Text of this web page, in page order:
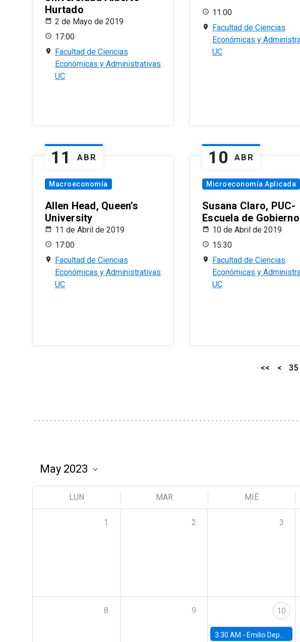
Hurtado
2 de Mayo de 2019
17:00
Facultad de Ciencias
Económicas y Administrativas
UC
11:00
Facultad de Ciencias
Económicas y
UC
11 ABR
Macroeconomía
Allen Head, Queen’s
University
11 de Abril de 2019
17:00
Facultad de Ciencias
Económicas y Administrativas
UC
10 ABR
Microeconomía Aplicada
Susana Claro, PUC-
Escuela de Gobierno
10 de Abril de 2019
15:30
Facultad de Ciencias
Económicas y
UC
<< < 35
LUN MAR MIÉ
1 2 3
8 9 10
3:30 AM - Emilio Depetris-Chauvín, Universidad Católica